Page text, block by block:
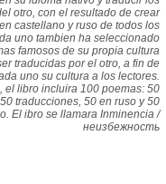
otro, con el resultado de crear
castellano y ruso de todos los
uno tambien ha seleccionado
famosos de su propia cultura
traducidas por el otro, a fin de
uno su cultura a los lectores.
el libro incluira 100 poemas: 50
traducciones, 50 en ruso y 50
El ibro se llamara Inminencia /
неизбежность